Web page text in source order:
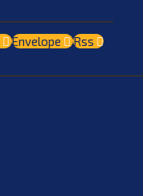
Envelope Rss